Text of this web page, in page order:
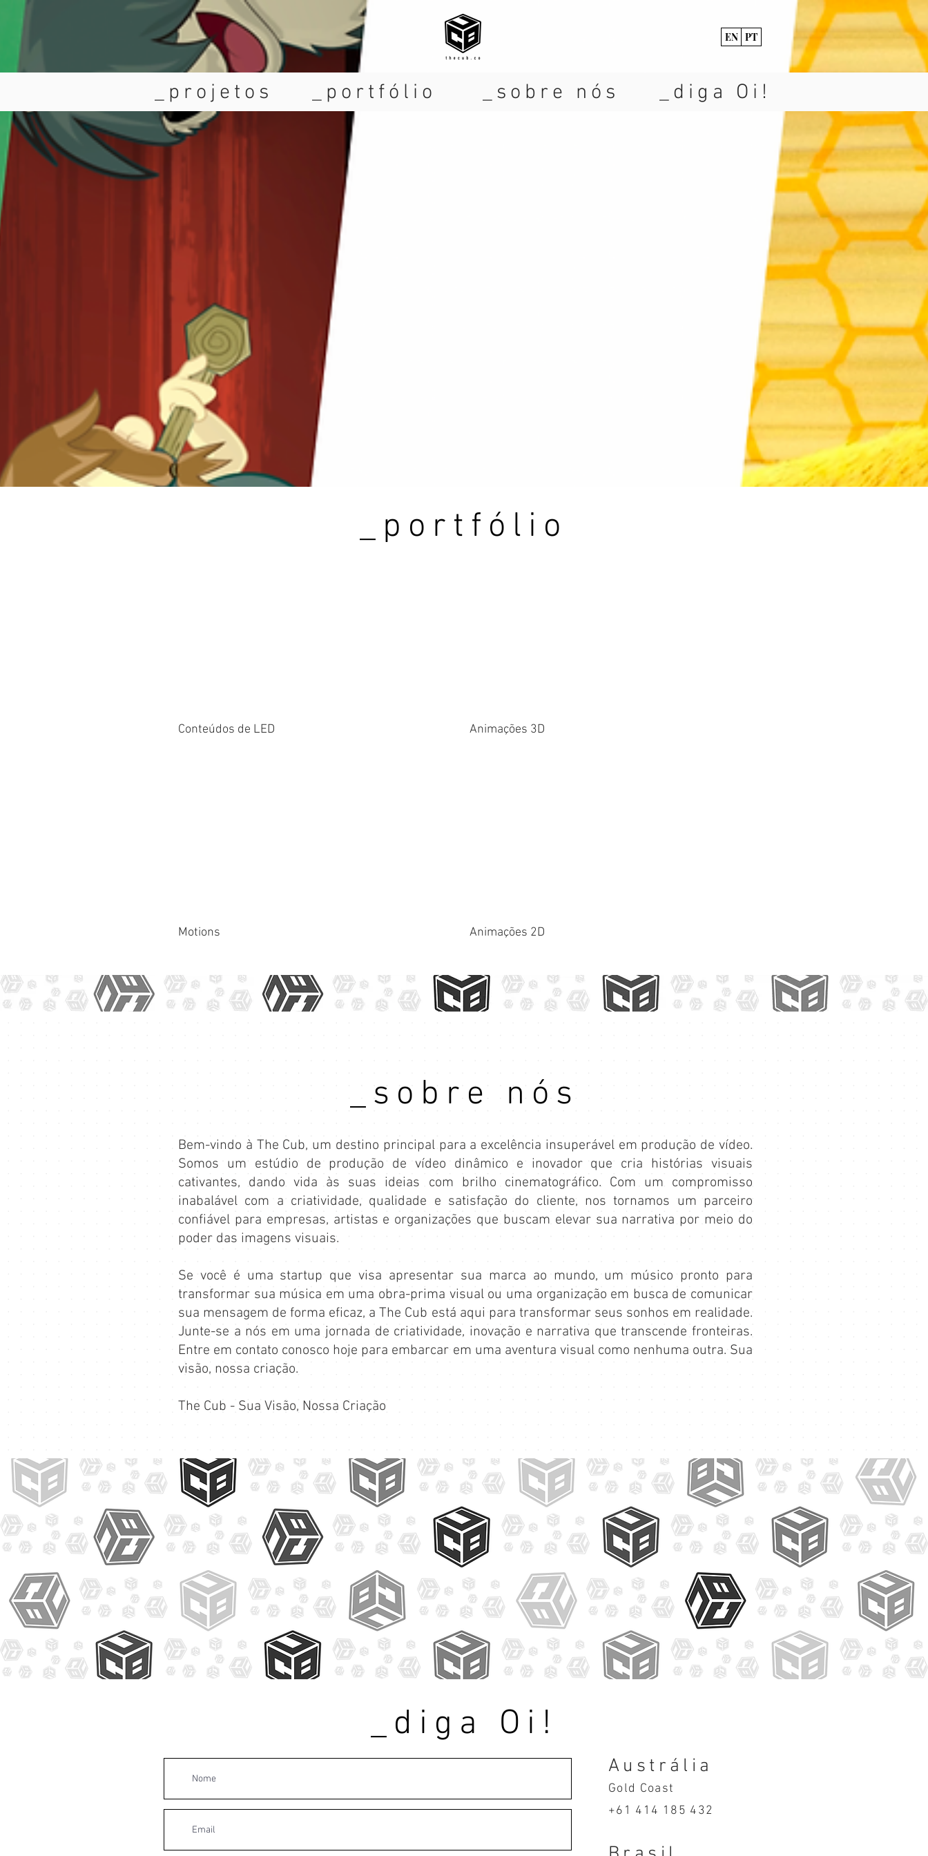
EN PT
_projetos _portfólio _sobre nós _diga Oi!
_portfólio
Conteúdos de LED Animações 3D
Motions Animações 2D
_sobre nós
Bem-vindo à The Cub, um destino principal para a excelência insuperável em produção de vídeo.
Somos um estúdio de produção de vídeo dinâmico e inovador que cria histórias visuais
cativantes, dando vida às suas ideias com brilho cinematográfico. Com um compromisso
inabalável com a criatividade, qualidade e satisfação do cliente, nos tornamos um parceiro
confiável para empresas, artistas e organizações que buscam elevar sua narrativa por meio do
poder das imagens visuais.
Se você é uma startup que visa apresentar sua marca ao mundo, um músico pronto para
transformar sua música em uma obra-prima visual ou uma organização em busca de comunicar
sua mensagem de forma eficaz, a The Cub está aqui para transformar seus sonhos em realidade.
Junte-se a nós em uma jornada de criatividade, inovação e narrativa que transcende fronteiras.
Entre em contato conosco hoje para embarcar em uma aventura visual como nenhuma outra. Sua
visão, nossa criação.
The Cub - Sua Visão, Nossa Criação
_diga Oi!
Austrália
Gold Coast
+61 414 185 432